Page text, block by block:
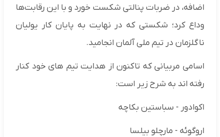
اضافه، در ضربات پنالتی شکست خورد و با این رقابت‌ها
وداع کرد؛ شکستی که در نهایت به پایان کار یولیان
ناگلزمان در تیم ملی آلمان انجامید.
اسامی مربیانی که تاکنون از هدایت تیم های خود کنار
رفته اند به شرح زیر است:
اکوادور - سباستین بکاچه
اروگوئه - مارچلو بیلسا